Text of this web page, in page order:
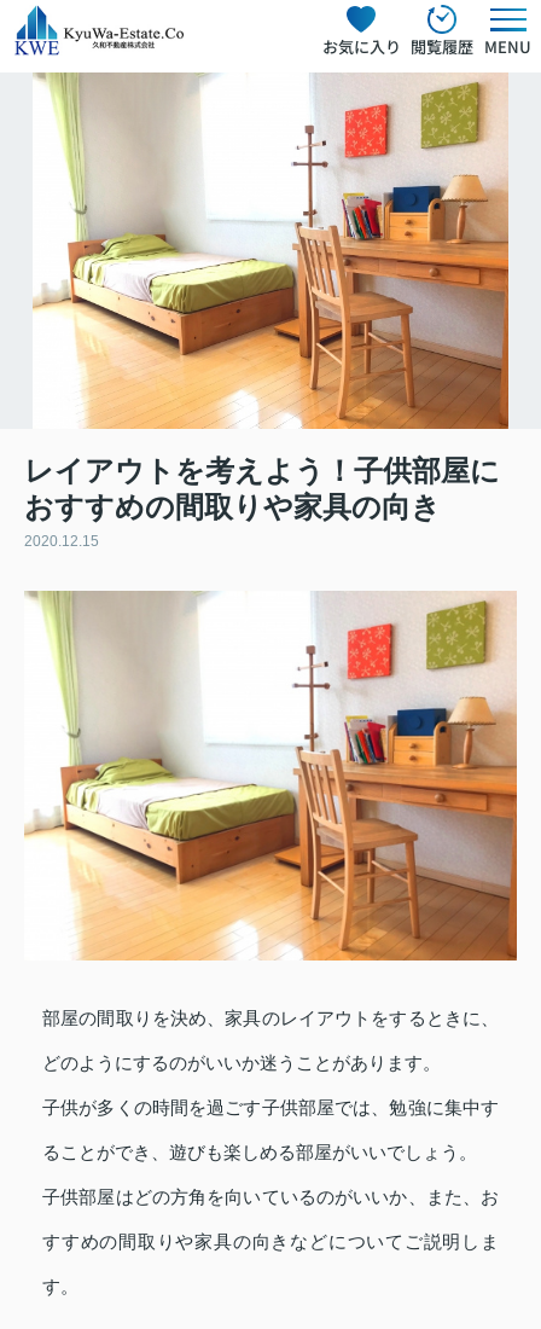
お気に入り 閲覧履歴 MENU
レイアウトを考えよう！子供部屋に
おすすめの間取りや家具の向き
2020.12.15
部屋の間取りを決め、家具のレイアウトをするときに、
どのようにするのがいいか迷うことがあります。
子供が多くの時間を過ごす子供部屋では、勉強に集中す
ることができ、遊びも楽しめる部屋がいいでしょう。
子供部屋はどの方角を向いているのがいいか、また、お
すすめの間取りや家具の向きなどについてご説明しま
す。